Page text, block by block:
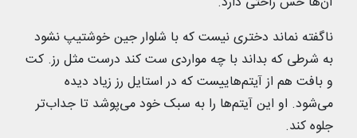
ناگفته نماند دختری نیست که با شلوار جین خوشتیپ نشود
به شرطی که بداند با چه مواردی ست کند درست مثل رز. کت
و بافت هم از آيتم‌هاییست که در استایل رز زیاد دیده
می‌شود. او این آیتم‌ها را به سبک خود می‌پوشد تا جداب‌تر
جلوه کند.